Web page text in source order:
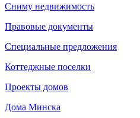
Сниму недвижимость
Правовые документы
Специальные предложения
Коттеджные поселки
Проекты домов
Дома Минска